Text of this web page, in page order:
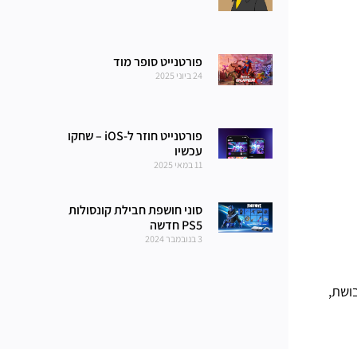
פורטנייט סופר מוד
24 ביוני 2025
פורטנייט חוזר ל-iOS – שחקו
עכשיו
11 במאי 2025
סוני חושפת חבילת קונסולות
PS5 חדשה
3 בנובמבר 2024